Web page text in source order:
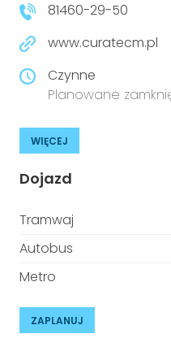
81460-29-50
www.curatecm.pl
Czynne
Planowane
WIĘCEJ
Dojazd
Tramwaj
Autobus
Metro
ZAPLANUJ